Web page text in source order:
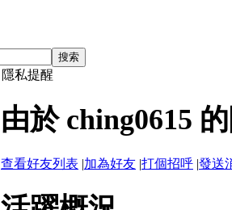
搜索
隱私提醒
由於 ching0615
查看好友列表 |加為好友 |打個招呼 |發送